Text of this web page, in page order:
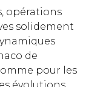
opérations
solidement
de
pour les